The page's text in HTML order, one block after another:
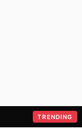
TRENDING